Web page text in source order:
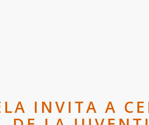
INVITA A